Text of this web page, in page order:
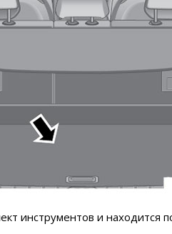
инструментов и находится